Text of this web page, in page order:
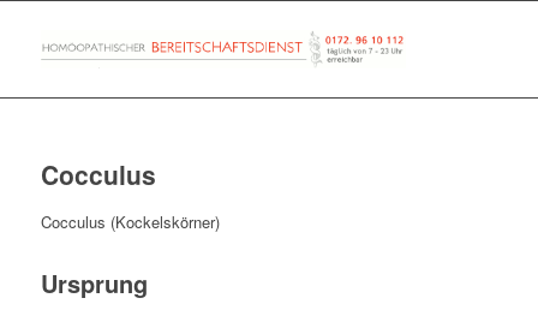
Cocculus
Cocculus (Kockelskörner)
Ursprung